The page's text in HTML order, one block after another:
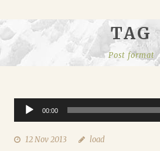
TAG
Post format
Audio
Player
00:00
12 Nov 2013 load